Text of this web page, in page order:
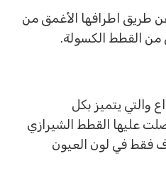
اطرافها الأغمق من
القطط الكسولة.
يتميز بكل
عليها القطط الشيرازي
في لون العيون